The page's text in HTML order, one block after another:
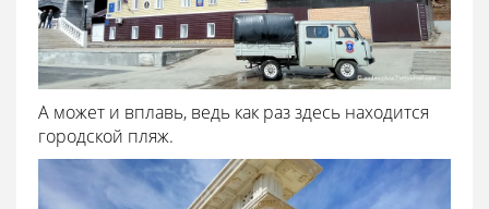
А может и вплавь, ведь как раз здесь находится
городской пляж.